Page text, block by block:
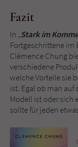
Fazit
In „Stark im
Fortgeschrittene im
Clémence Chung
verschiedene
welche Vorteile sie
ist. Egal ob man
Modell ist oder sich
sollte für jeden